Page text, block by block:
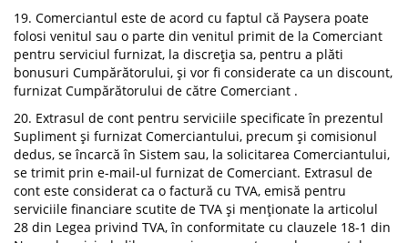
19. Comerciantul este de acord cu faptul că Paysera poate
folosi venitul sau o parte din venitul primit de la Comerciant
pentru serviciul furnizat, la discreția sa, pentru a plăti
bonusuri Cumpărătorului, și vor fi considerate ca un discount,
furnizat Cumpărătorului de către Comerciant .
20. Extrasul de cont pentru serviciile specificate în prezentul
Supliment și furnizat Comerciantului, precum și comisionul
dedus, se încarcă în Sistem sau, la solicitarea Comerciantului,
se trimit prin e-mail-ul furnizat de Comerciant. Extrasul de
cont este considerat ca o factură cu TVA, emisă pentru
serviciile financiare scutite de TVA și menționate la articolul
28 din Legea privind TVA, în conformitate cu clauzele 18-1 din